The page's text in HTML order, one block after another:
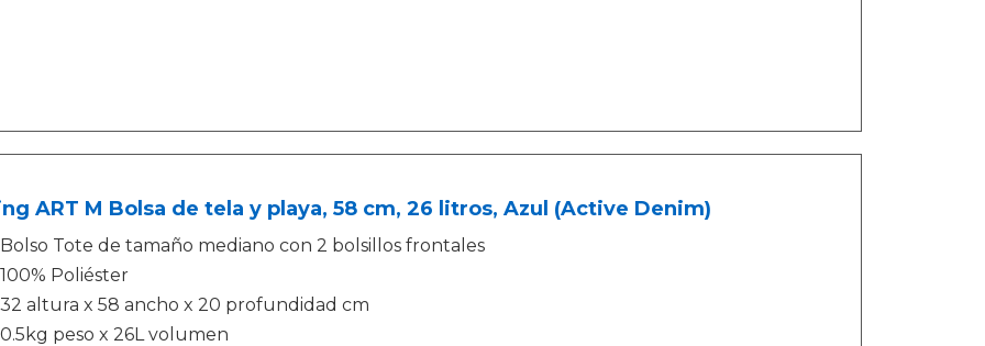
ART M Bolsa de tela y playa, 58 cm, 26 litros, Azul (Active Denim)
Bolso Tote de tamaño mediano con 2 bolsillos frontales
100% Poliéster
32 altura x 58 ancho x 20 profundidad cm
0.5kg peso x 26L volumen